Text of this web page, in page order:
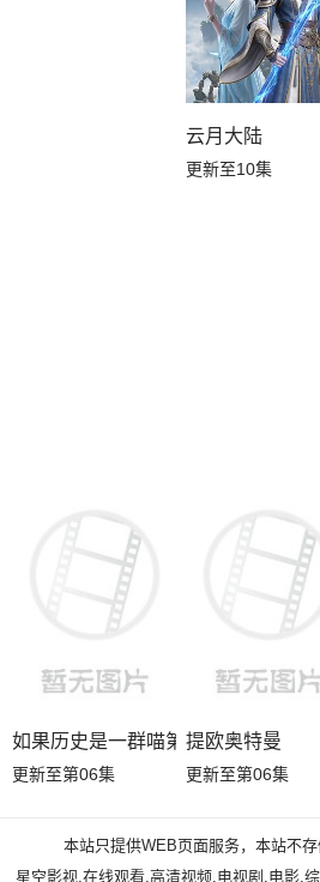
云月大陆
更新至10集
如果历史是一群喵第十三季
更新至第06集
提欧奥特曼
更新至第06集
本站只提供WEB页面服务，本站不存
星空影视,在线观看,高清视频,电视剧,电影,